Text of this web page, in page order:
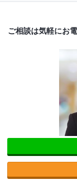
ご相談は気軽にお